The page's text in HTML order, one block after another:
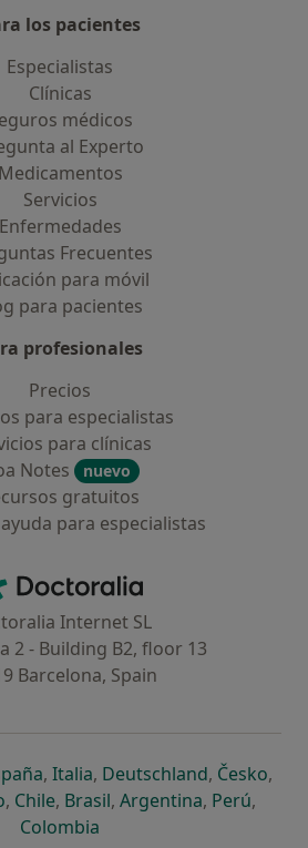
los pacientes
Especialistas
Clínicas
médicos
al Experto
Medicamentos
Servicios
Enfermedades
Frecuentes
para móvil
para pacientes
profesionales
Precios
para especialistas
para clínicas
Notes
nuevo
gratuitos
para especialistas
Doctoralia - Página de inicio
Internet SL
2 - Building B2, floor 13
Barcelona, Spain
nueva pestaña
en una nueva pestaña
se abre en una nueva pestaña
, Italiase abre en una nueva
, Deutschlandse abre en
, Českose
,
una nueva pestaña
se abre en una nueva pestaña
, Chilese abre en una nueva pestaña
, Brasilse abre en una nueva
, Argentinase abre en
, Perúse
,
Colombia